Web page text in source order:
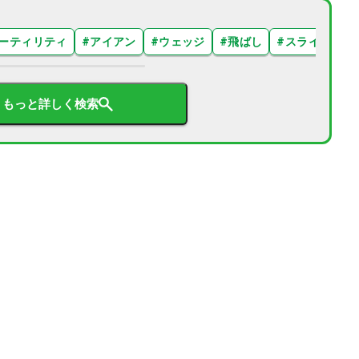
ティリティ #アイアン #ウェッジ #飛ばし #スライス
もっと詳しく検索